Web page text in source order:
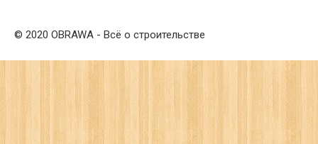
© 2020 OBRAWA - Всё о строительстве